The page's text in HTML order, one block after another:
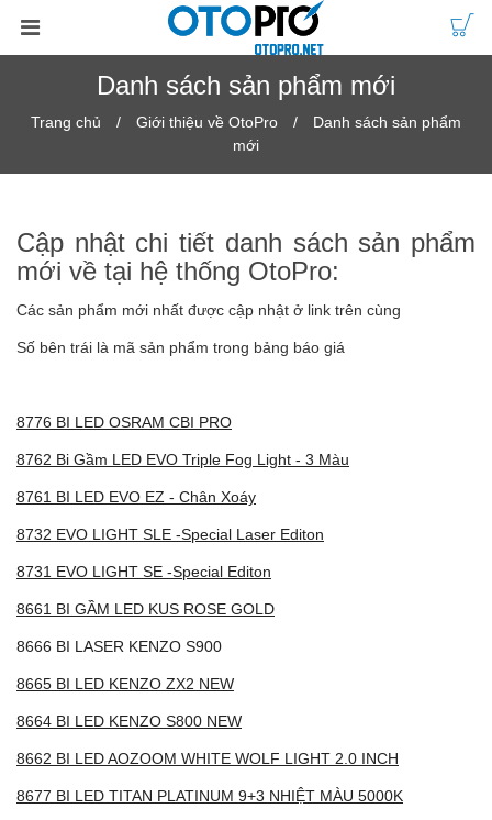
Danh sách sản phẩm mới
Trang chủ Giới thiệu về OtoPro
Danh sách sản phẩm
mới
Cập nhật chi tiết danh sách sản phẩm
mới về tại hệ thống OtoPro:
Các sản phẩm mới nhất được cập nhật ở link trên cùng
Số bên trái là mã sản phẩm trong bảng báo giá
8776 BI LED OSRAM CBI PRO
8762 Bi Gầm LED EVO Triple Fog Light - 3 Màu
8761 BI LED EVO EZ - Chân Xoáy
8732 EVO LIGHT SLE -Special Laser Editon
8731 EVO LIGHT SE -Special Editon
8661 BI GẦM LED KUS ROSE GOLD
8666 BI LASER KENZO S900
8665 BI LED KENZO ZX2 NEW
8664 BI LED KENZO S800 NEW
8662 BI LED AOZOOM WHITE WOLF LIGHT 2.0 INCH
8677 BI LED TITAN PLATINUM 9+3 NHIỆT MÀU 5000K